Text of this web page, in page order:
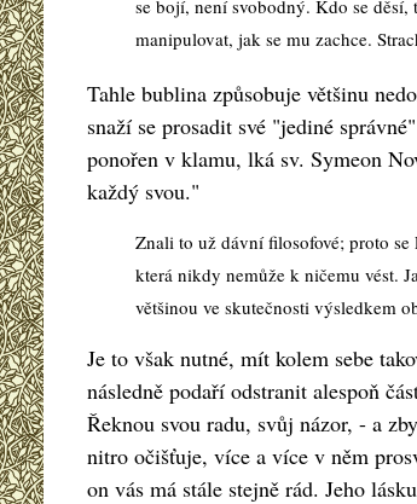
se bojí, není svobodný. Kdo se
manipulovat, jak se mu zachce.
Tahle bublina způsobuje většinu
snaží se prosadit své "jediné
ponořen v klamu, lká sv. Symeon
každý svou."
Znali to už dávní filosofové; proto
která nikdy nemůže k ničemu vést.
většinou ve skutečnosti výsledkem
Je to však nutné, mít kolem sebe
následně podaří odstranit alespoň
Řeknou svou radu, svůj názor, - a
nitro očišťuje, více a více v něm
on vás má stále stejně rád. Jeho